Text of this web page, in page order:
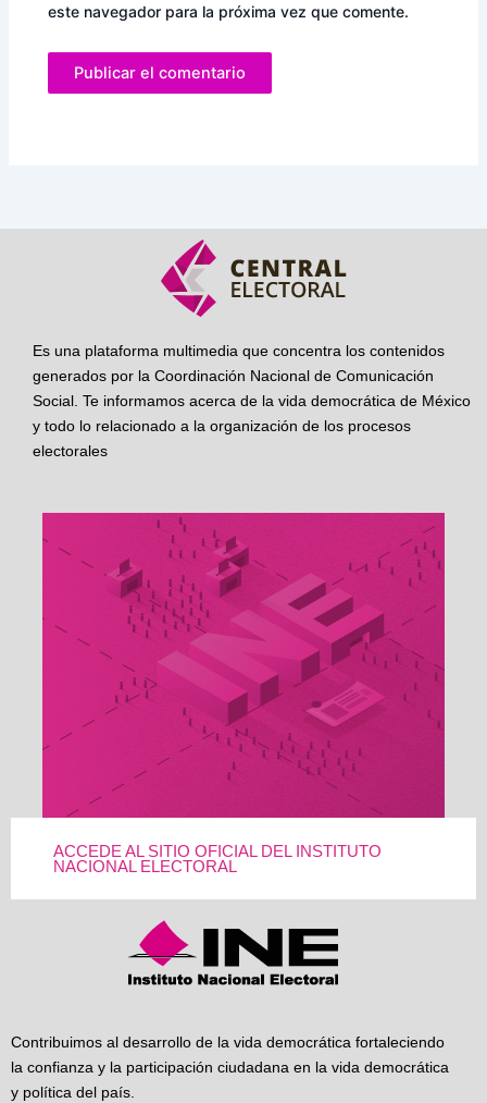
este navegador para la próxima vez que comente.
Es una plataforma multimedia que concentra los contenidos
generados por la Coordinación Nacional de Comunicación
Social. Te informamos acerca de la vida democrática de México
y todo lo relacionado a la organización de los procesos
electorales
ACCEDE AL SITIO OFICIAL DEL INSTITUTO
NACIONAL ELECTORAL
Contribuimos al desarrollo de la vida democrática fortaleciendo
la confianza y la participación ciudadana en la vida democrática
y política del país.